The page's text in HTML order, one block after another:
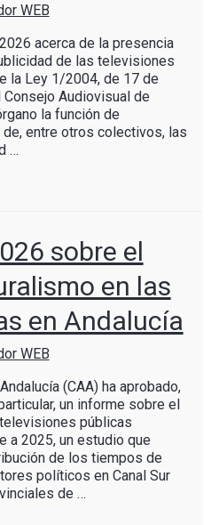
WEB
acerca de la presencia
de las televisiones
la Ley 1/2004, de 17 de
Audiovisual de
la función de
entre otros colectivos, las
…
sobre el
en las
en Andalucía
WEB
(CAA) ha aprobado,
un informe sobre el
públicas
a 2025, un estudio que
de los tiempos de
políticos en Canal Sur
de …